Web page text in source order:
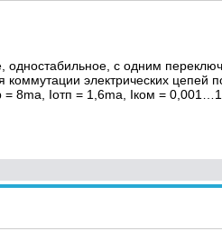
одностабильное, с одним
коммутации электрических цепей
8ma, Iотп = 1,6ma, Iком =